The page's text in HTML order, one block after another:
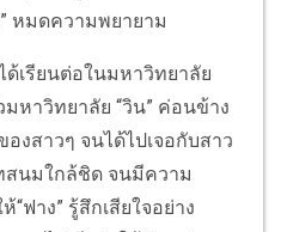
หมดความพยายาม
ด้เรียนต่อในมหาวิทยาลัย
หาวิทยาลัย “วิน” ค่อนข้าง
งสาวๆ จนได้ไปเจอกับสาว
สนมใกล้ชิด จนมีความ
ฟาง” รู้สึกเสียใจอย่าง